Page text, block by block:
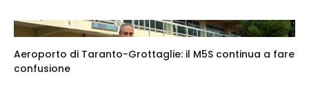
Aeroporto di Taranto-Grottaglie: il M5S continua a fare
confusione